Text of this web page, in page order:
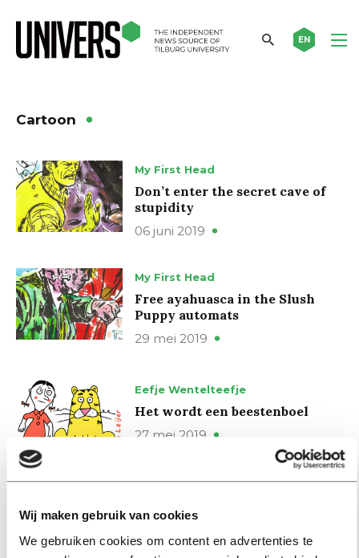
Wij maken gebruik van cookies
We gebruiken cookies om content en advertenties te
EN
Cartoon
My First Head
Don’t enter the secret cave of
stupidity
06 juni 2019
My First Head
Free ayahuasca in the Slush
Puppy automats
29 mei 2019
Eefje Wentelteefje
Het wordt een beestenboel
27 mei 2019
Wittgenstein warrior
23 mei 2019